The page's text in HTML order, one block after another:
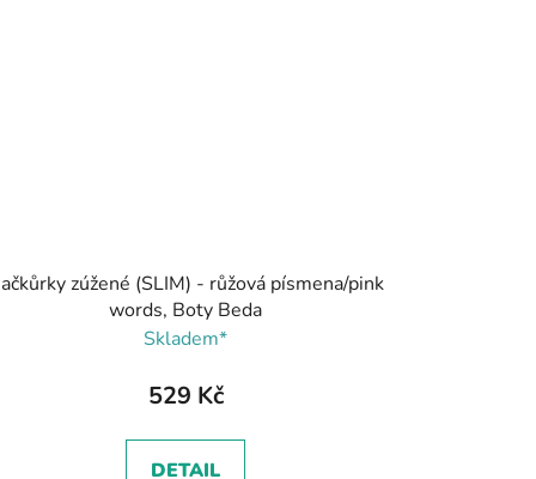
zúžené (SLIM) - růžová písmena/pink
words, Boty Beda
Skladem*
529 Kč
DETAIL